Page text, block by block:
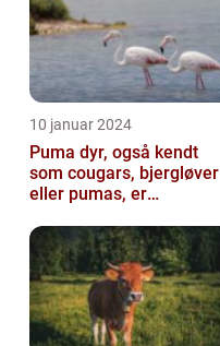
10 januar 2024
Puma dyr, også kendt
som cougars, bjergløver
eller pumas, er
imponerende væsener,
de...